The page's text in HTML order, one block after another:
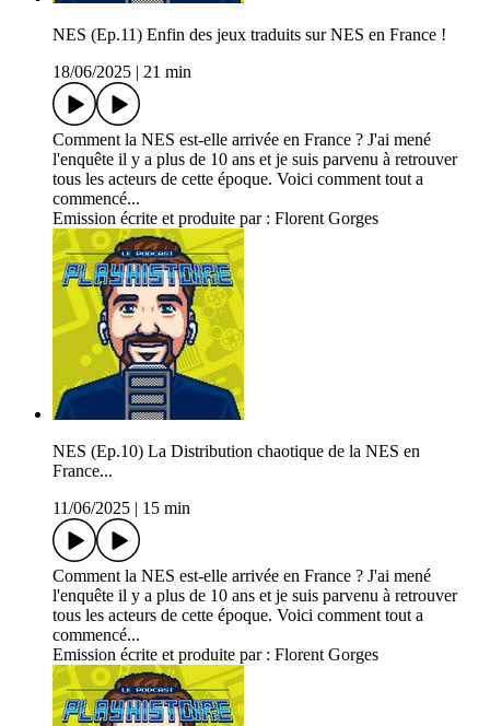
NES (Ep.11) Enfin des jeux traduits sur NES en France !
18/06/2025
21 min
Comment la NES est-elle arrivée en France ? J'ai mené
l'enquête il y a plus de 10 ans et je suis parvenu à retrouver
tous les acteurs de cette époque. Voici comment tout a
commencé...
Emission écrite et produite par : Florent Gorges
NES (Ep.10) La Distribution chaotique de la NES en
France...
11/06/2025
15 min
Comment la NES est-elle arrivée en France ? J'ai mené
l'enquête il y a plus de 10 ans et je suis parvenu à retrouver
tous les acteurs de cette époque. Voici comment tout a
commencé...
Emission écrite et produite par : Florent Gorges